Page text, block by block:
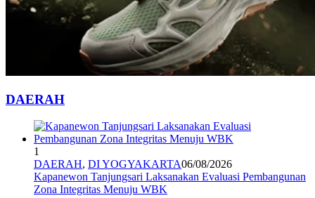
DAERAH
1
DAERAH, DI YOGYAKARTA06/08/2026
Kapanewon Tanjungsari Laksanakan Evaluasi Pembangunan
Zona Integritas Menuju WBK